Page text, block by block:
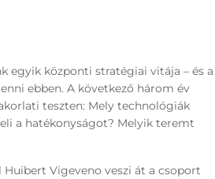
egyik központi stratégiai vitája – és a
ebben. A következő három év
teszten: Mely technológiák
a hatékonyságot? Melyik teremt
Huibert Vigeveno veszi át a csoport